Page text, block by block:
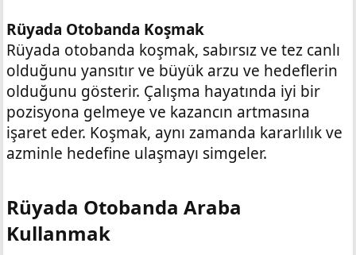
Rüyada Otobanda Koşmak
Rüyada otobanda koşmak, sabırsız ve tez canlı
olduğunu yansıtır ve büyük arzu ve hedeflerin
olduğunu gösterir. Çalışma hayatında iyi bir
pozisyona gelmeye ve kazancın artmasına
işaret eder. Koşmak, aynı zamanda kararlılık ve
azminle hedefine ulaşmayı simgeler.
Rüyada Otobanda Araba
Kullanmak​